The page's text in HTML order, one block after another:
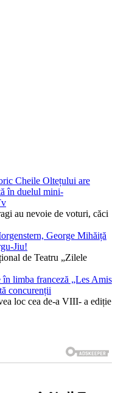
Cheile Oltețului are
în duelul mini-
au nevoie de voturi, căci
George Mihăiță
Jiu!
de Teatru „Zilele
limba franceză „Les Amis
concurenții
loc cea de-a VIII- a ediție